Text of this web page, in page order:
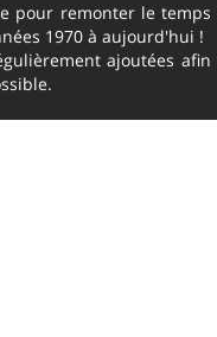
pour remonter le temps
1970 à aujourd'hui !
ajoutées afin